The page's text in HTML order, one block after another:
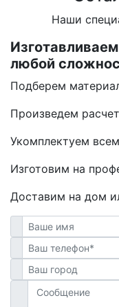
Наши
любой
Подберем
Произведем
Укомплектуем
Изготовим на
Доставим на дом